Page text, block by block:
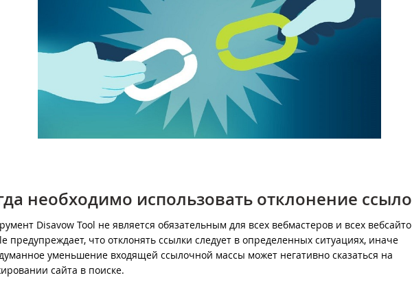
необходимо использовать отклонение
Disavow Tool не является обязательным для всех вебмастеров и всех
предупреждает, что отклонять ссылки следует в определенных ситуациях, иначе
уменьшение входящей ссылочной массы может негативно сказаться на
сайта в поиске.